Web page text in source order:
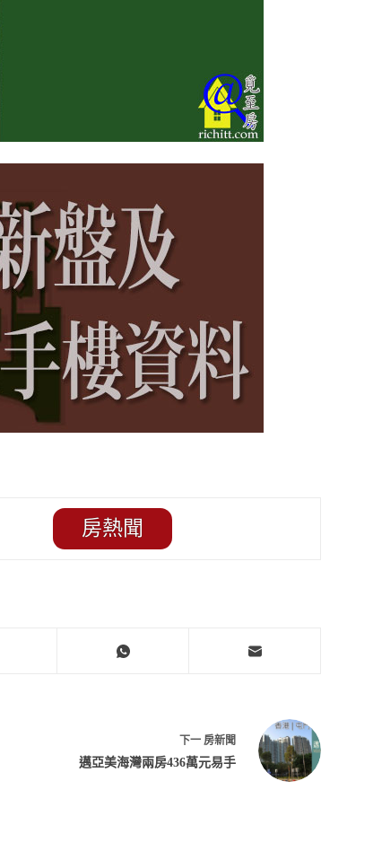
房熱聞
下一房新聞
邁亞美海灣兩房436萬元易手